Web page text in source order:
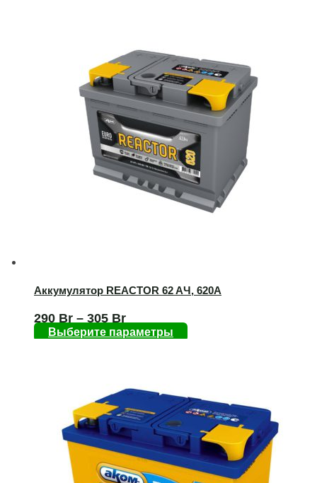
Аккумулятор REACTOR 62 AЧ, 620А
290 Br – 305 Br
Выберите параметры